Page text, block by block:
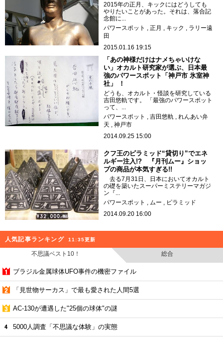
2015年の正月、キックにはどうしても
やりたいことがあった。それは、落合記
念館に...
パワースポット
正月 キック
ラリー遠
田
2015.01.16 19:15
「あの神様だけはナメちゃいけな
い」オカルト研究家が選ぶ、日本最
強のパワースポット「神戸市 氷室神
社」 ！
どうも、オカルト・怪談を研究している
吉田悠軌です。 「最強のパワースポット
って、...
パワースポット
吉田悠軌
れんあい弁
天
神戸市
2014.09.25 15:00
クフ王のピラミッド“貸切り”でエネ
ルギー注入!? 『月刊ムー』ショッ
プの商品が本気すぎる!!
去る7月31日、日本においてオカルト
の礎を築いたスーパーミステリーマガジ
ン『...
パワースポット
ムー
ピラミッド
2014.09.20 16:00
人気記事ランキング 11:35更新
不思議ベスト10！ 総合
ブラジル金属球体UFO事件の機密ファイル
「見世物サーカス」で最も愛された人間5選
AC-130が遭遇した"25個の球体"の謎
5000人調査「不思議な体験」の実態